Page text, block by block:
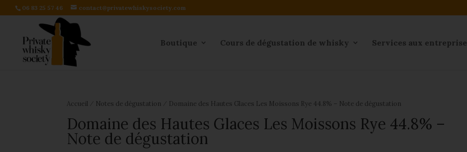
06 83 25 57 46 contact@privatewhiskysociety.com
Boutique Cours de dégustation de whisky Services aux entreprise
Accueil Notes de dégustation Domaine des Hautes Glaces Les Moissons Rye 44.8% – Note de dégustation
Domaine des Hautes Glaces Les Moissons Rye 44.8% –
Note de dégustation